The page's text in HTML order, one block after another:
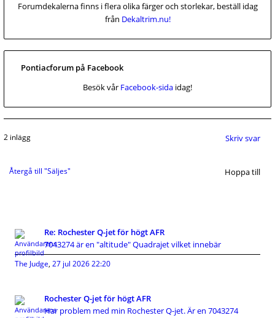
Forumdekalerna finns i flera olika färger och storlekar, beställ idag
från Dekaltrim.nu!
Pontiacforum på Facebook
Besök vår Facebook-sida idag!
2 inlägg Skriv svar
Återgå till "Säljes" Hoppa till
Re: Rochester Q-jet för högt AFR
7043274 är en "altitude" Quadrajet vilket innebär
The Judge, 27 jul 2026 22:20
Rochester Q-jet för högt AFR
Har problem med min Rochester Q-jet. Är en 7043274